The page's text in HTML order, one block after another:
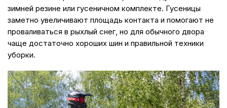
зимней резине или гусеничном комплекте. Гусеницы
заметно увеличивают площадь контакта и помогают не
проваливаться в рыхлый снег, но для обычного двора
чаще достаточно хороших шин и правильной техники
уборки.